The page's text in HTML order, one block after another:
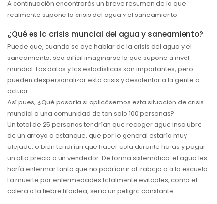
A continuación encontrarás un breve resumen de lo que
realmente supone la crisis del agua y el saneamiento.
¿Qué es la crisis mundial del agua y saneamiento?
Puede que, cuando se oye hablar de la crisis del agua y el
saneamiento, sea difícil imaginarse lo que supone a nivel
mundial. Los datos y las estadísticas son importantes, pero
pueden despersonalizar esta crisis y desalentar a la gente a
actuar.
Así pues, ¿Qué pasaría si aplicásemos esta situación de crisis
mundial a una comunidad de tan solo 100 personas?
Un total de 25 personas tendrían que recoger agua insalubre
de un arroyo o estanque, que por lo general estaría muy
alejado, o bien tendrían que hacer cola durante horas y pagar
un alto precio a un vendedor. De forma sistemática, el agua les
haría enfermar tanto que no podrían ir al trabajo o a la escuela.
La muerte por enfermedades totalmente evitables, como el
cólera o la fiebre tifoidea, sería un peligro constante.